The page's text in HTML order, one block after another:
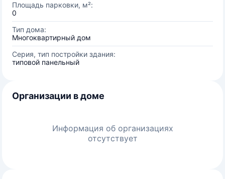
Площадь парковки, м²:
0
Тип дома:
Многоквартирный дом
Серия, тип постройки здания:
типовой панельный
Организации в доме
Информация об организациях
отсутствует